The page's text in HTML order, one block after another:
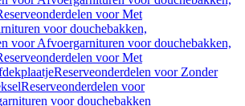
voor Met
voor douchebakken,
voor Afvoergarnituren voor douchebakken,
voor Met
Reserveonderdelen voor Zonder
Reserveonderdelen voor
voor douchebakken